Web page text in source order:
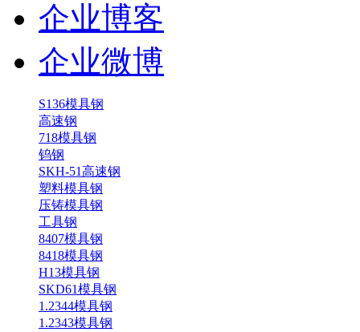
企业博客
企业微博
S136模具钢
高速钢
718模具钢
钨钢
SKH-51高速钢
塑料模具钢
压铸模具钢
工具钢
8407模具钢
8418模具钢
H13模具钢
SKD61模具钢
1.2344模具钢
1.2343模具钢